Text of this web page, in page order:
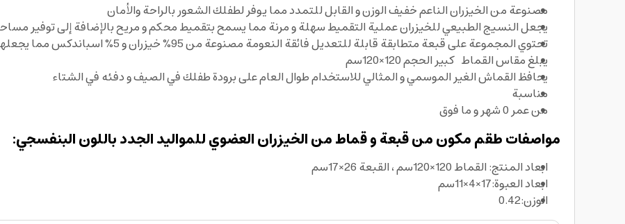
مصنوعة من الخيزران الناعم خفيف الوزن و القابل للتمدد مما يوفر لطفلك الشعور بالراحة والأمان
يجعل النسيج الطبيعي للخيزران عملية التقميط سهلة و مرنة مما يسمح بتقميط محكم و مريح بالإضافة إلى توفير
تحتوي المجموعة على قبعة متطابقة قابلة للتعديل فائقة النعومة مصنوعة من 95% خيزران و 5% اسباندكس مما يجعلها مناسبة للأطفال حديثي الولادة وحتى سن 3 اشهر
يبلغ مقاس القماط كبير الحجم 120×120سم
يحافظ القماش الغير الموسمي و المثالي للاستخدام طوال العام على برودة طفلك في الصيف و دفئه في الشتاء
مناسبة
من عمر 0 شهر و ما فوق
مواصفات طقم مكون من قبعة و قماط من الخيزران العضوي للمواليد الجدد باللون البنفسجي:
ابعاد المنتج: القماط 120×120سم ، القبعة 26×17سم
ابعاد العبوة:17×4×11سم
الوزن:0.42